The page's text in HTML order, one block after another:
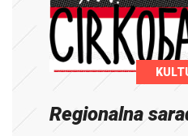
Regionalna